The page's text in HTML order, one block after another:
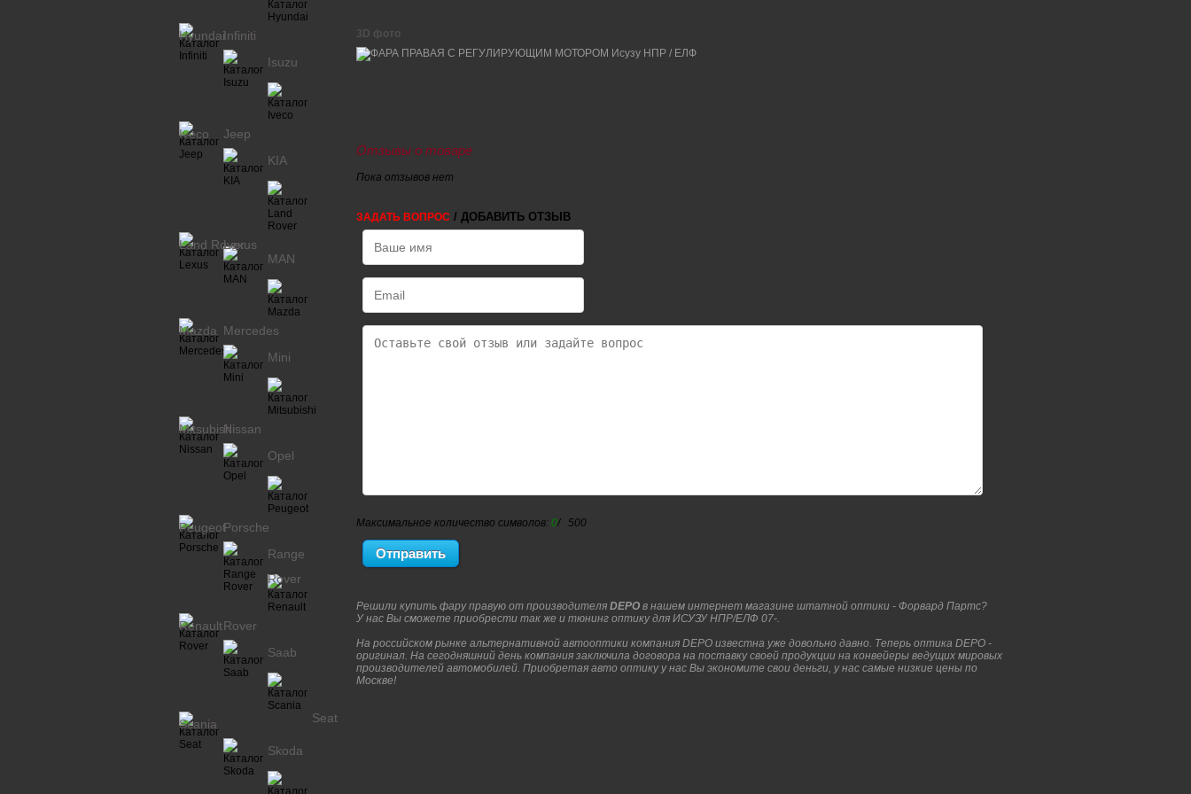
3D фото
Отзывы о товаре
Пока отзывов нет
ЗАДАТЬ ВОПРОС / ДОБАВИТЬ ОТЗЫВ
Максимальное количество символов: 0/ 500
Решили купить фару правую от производителя DEPO в нашем интернет магазине штатной оптики - Форвард Партс?
У нас Вы сможете приобрести так же и тюнинг оптику для ИСУЗУ НПР/ЕЛФ 07-.
На российском рынке альтернативной автооптики компания DEPO известна уже довольно давно. Теперь оптика DEPO -
оригинал. На сегодняшний день компания заключила договора на поставку своей продукции на конвейеры ведущих мировых
производителей автомобилей. Приобретая авто оптику у нас Вы экономите свои деньги, у нас самые низкие цены по
Москве!
HyundaiInfiniti
Isuzu
Iveco
Jeep
KIA
Land Rover
Lexus
MAN
Mazda Mercedes
Mini
MitsubishiNissan
Opel
PeugeotPorsche
Range
Rover
RenaultRover
Saab
Scania Seat
Skoda